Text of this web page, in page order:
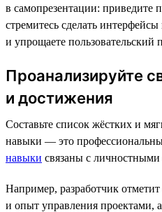
в самопрезентации: приведите
стремитесь сделать
и упрощаете пользовательский
Проанализируйте
и достижения
Составьте список жёстких и
навыки — это
навыки связаны с личностными
Например, разработчик
и опыт управления